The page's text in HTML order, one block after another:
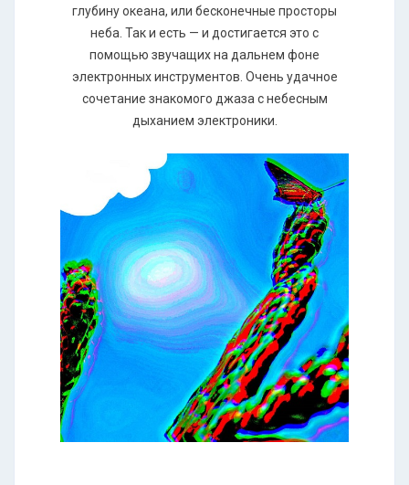
глубину океана, или бесконечные просторы
неба. Так и есть — и достигается это с
помощью звучащих на дальнем фоне
электронных инструментов. Очень удачное
сочетание знакомого джаза с небесным
дыханием электроники.